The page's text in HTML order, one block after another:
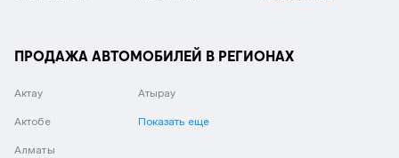
ПРОДАЖА АВТОМОБИЛЕЙ В РЕГИОНАХ
Актау
Актобе
Алматы
Атырау
Показать еще